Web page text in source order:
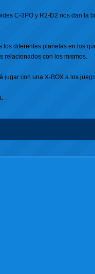
C-3PO y R2-D2 nos dan
diferentes planetas en los
relacionados con los mismos.
con una X-BOX a los